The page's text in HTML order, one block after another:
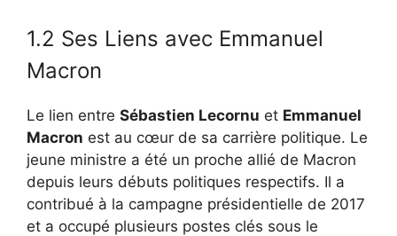
1.2 Ses Liens avec Emmanuel
Macron
Le lien entre Sébastien Lecornu et Emmanuel
Macron est au cœur de sa carrière politique. Le
jeune ministre a été un proche allié de Macron
depuis leurs débuts politiques respectifs. Il a
contribué à la campagne présidentielle de 2017
et a occupé plusieurs postes clés sous le